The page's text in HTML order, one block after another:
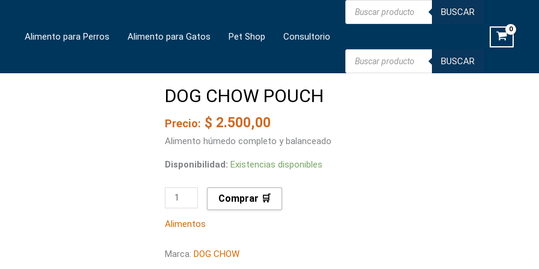
Alimento para Perros Alimento para Gatos Pet Shop Consultorio
Búsqueda
productos
BUSCAR
Búsqueda
productos
BUSCAR
DOG CHOW POUCH
Precio: $ 2.500,00
Alimento húmedo completo y balanceado
Disponibilidad: Existencias disponibles
DOG
POUCH
cantidad
Comprar 🛒
Alimentos
Marca: DOG CHOW
cantidad